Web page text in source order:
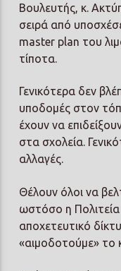
Βουλευτής, κ.
σειρά από
master plan του
τίποτα.
Γενικότερα δεν
υποδομές στον
έχουν να
στα σχολεία.
αλλαγές.
Θέλουν όλοι να
ωστόσο η
αποχετευτικό
«αιμοδοτούμε» το